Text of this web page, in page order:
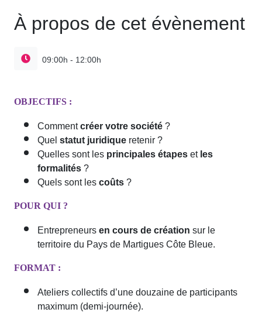
À propos de cet évènement
09:00h - 12:00h
OBJECTIFS :
Commentcréer votre société?
Quelstatut juridiqueretenir ?
Quelles sont lesprincipales étapesetles
formalités?
Quels sont lescoûts?
POUR QUI ?
Entrepreneursen cours de créationsur le
territoire du Pays de Martigues Côte Bleue.
FORMAT :
Ateliers collectifs d’une douzaine de participants
maximum (demi-journée).